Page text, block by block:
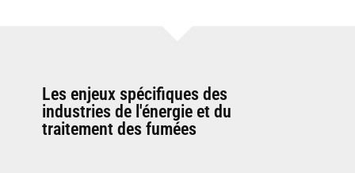
Les enjeux spécifiques des
industries de l'énergie et du
traitement des fumées